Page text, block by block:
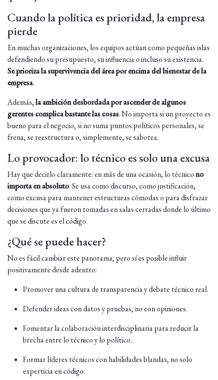
Cuando la política es prioridad, la empresa
pierde
En muchas organizaciones, los equipos actúan como pequeñas islas
defendiendo su presupuesto, su influencia o incluso su existencia.
Se prioriza la supervivencia del área por encima del bienestar de la
empresa.
Además,la ambición desbordada por ascender de algunos
gerentes complica bastante las cosas. No importa si un proyecto es
bueno para el negocio, si no suma puntos políticos personales, se
frena, se reestructura o, simplemente, se sabotea.
Lo provocador: lo técnico es solo una excusa
Hay que decirlo claramente: en más de una ocasión, lo técnicono
importa en absoluto. Se usa como discurso, como justificación,
como excusa para mantener estructuras cómodas o para disfrazar
decisiones que ya fueron tomadas en salas cerradas donde lo último
que se discute es el código.
¿Qué se puede hacer?
No es fácil cambiar este panorama, pero sí es posible influir
positivamente desde adentro:
Promover una cultura de transparencia y debate técnico real.
Defender ideas con datos y pruebas, no con opiniones.
Fomentar la colaboración interdisciplinaria para reducir la
brecha entre lo técnico y lo político.
Formar líderes técnicos con habilidades blandas, no solo
experticia en código.